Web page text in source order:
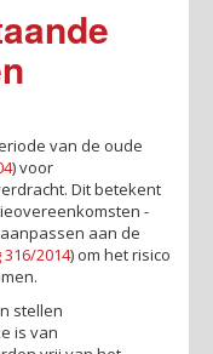
van de oude
) voor
Dit betekent
-
aan de
2014) om het risico
stellen
is van